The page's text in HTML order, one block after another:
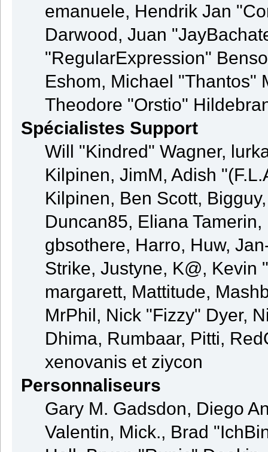
emanuele, Hendrik Jan
Darwood, Juan
"RegularExpression"
Eshom, Michael "Thantos"
Theodore "Orstio"
Spécialistes Support
Will "Kindred" Wagner,
Kilpinen, JimM, Adish
Kilpinen, Ben Scott,
Duncan85, Eliana
gbsothere, Harro, Huw,
Strike, Justyne, K@, Kevin
margarett, Mattitude,
MrPhil, Nick "Fizzy" Dyer,
Dhima, Rumbaar, Pitti,
xenovanis et ziycon
Personnaliseurs
Gary M. Gadsdon, Diego
Valentin, Mick., Brad